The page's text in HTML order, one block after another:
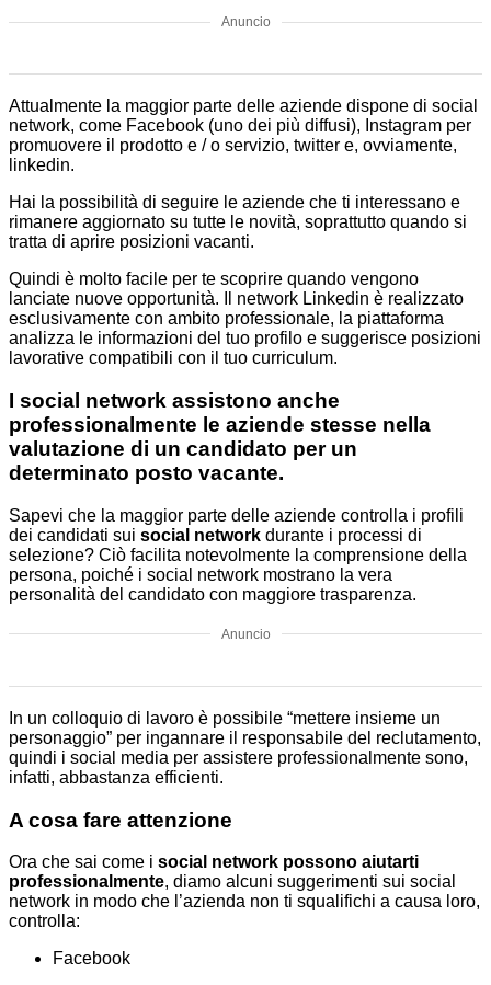
Anuncio
Attualmente la maggior parte delle aziende dispone di social
network, come Facebook (uno dei più diffusi), Instagram per
promuovere il prodotto e / o servizio, twitter e, ovviamente,
linkedin.
Hai la possibilità di seguire le aziende che ti interessano e
rimanere aggiornato su tutte le novità, soprattutto quando si
tratta di aprire posizioni vacanti.
Quindi è molto facile per te scoprire quando vengono
lanciate nuove opportunità. Il network Linkedin è realizzato
esclusivamente con ambito professionale, la piattaforma
analizza le informazioni del tuo profilo e suggerisce posizioni
lavorative compatibili con il tuo curriculum.
I social network assistono anche
professionalmente le aziende stesse nella
valutazione di un candidato per un
determinato posto vacante.
Sapevi che la maggior parte delle aziende controlla i profili
dei candidati sui social network durante i processi di
selezione? Ciò facilita notevolmente la comprensione della
persona, poiché i social network mostrano la vera
personalità del candidato con maggiore trasparenza.
Anuncio
In un colloquio di lavoro è possibile “mettere insieme un
personaggio” per ingannare il responsabile del reclutamento,
quindi i social media per assistere professionalmente sono,
infatti, abbastanza efficienti.
A cosa fare attenzione
Ora che sai come i social network possono aiutarti
professionalmente, diamo alcuni suggerimenti sui social
network in modo che l’azienda non ti squalifichi a causa loro,
controlla:
Facebook